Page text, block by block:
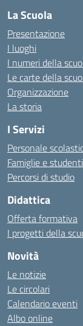
La Scuola
Presentazione
I luoghi
I numeri della
Le carte della
Organizzazione
La storia
I Servizi
Personale
Famiglie e studenti
Percorsi di studio
Didattica
Offerta formativa
I progetti della
Novità
Le notizie
Le circolari
Calendario eventi
Albo online